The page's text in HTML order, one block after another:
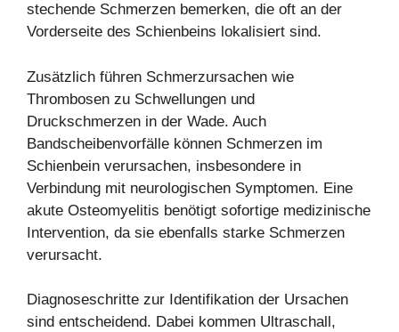
stechende Schmerzen bemerken, die oft an der
Vorderseite des Schienbeins lokalisiert sind.
Zusätzlich führen Schmerzursachen wie
Thrombosen zu Schwellungen und
Druckschmerzen in der Wade. Auch
Bandscheibenvorfälle können Schmerzen im
Schienbein verursachen, insbesondere in
Verbindung mit neurologischen Symptomen. Eine
akute Osteomyelitis benötigt sofortige medizinische
Intervention, da sie ebenfalls starke Schmerzen
verursacht.
Diagnoseschritte zur Identifikation der Ursachen
sind entscheidend. Dabei kommen Ultraschall,